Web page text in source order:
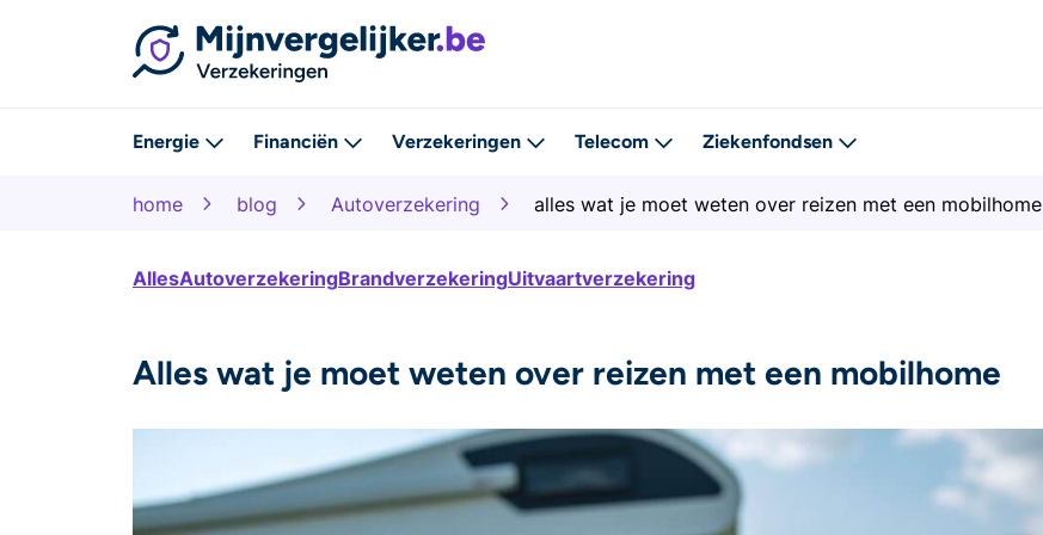
Energie Financiën Verzekeringen Telecom Ziekenfondsen
home blog Autoverzekering alles wat je moet weten over reizen met een mobilhome
AllesAutoverzekeringBrandverzekeringUitvaartverzekering
Alles wat je moet weten over reizen met een mobilhome